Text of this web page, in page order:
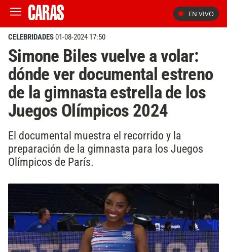
EN VIVO
CELEBRIDADES01-08-2024 17:50
Simone Biles vuelve a volar:
dónde ver documental estreno
de la gimnasta estrella de los
Juegos Olímpicos 2024
El documental muestra el recorrido y la
preparación de la gimnasta para los Juegos
Olímpicos de París.